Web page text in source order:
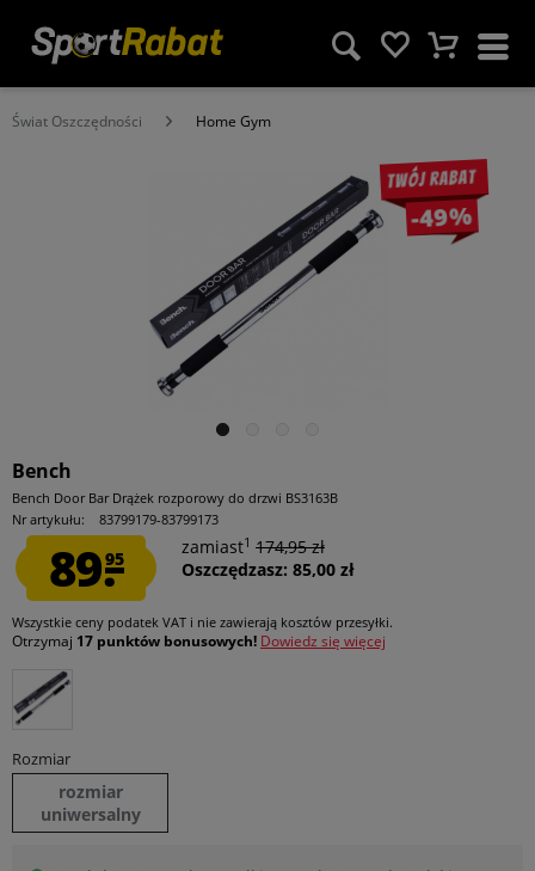
Świat Oszczędności Home Gym
Twój rabat
-49%
Bench
Bench Door Bar Drążek rozporowy do drzwi BS3163B
Nr artykułu:
83799179-83799173
89.95
zamiast1 174,95 zł
Oszczędzasz: 85,00 zł
Wszystkie ceny podatek VAT i nie zawierają kosztów przesyłki.
Otrzymaj 17 punktów bonusowych! Dowiedz się więcej
Rozmiar
rozmiar
uniwersalny